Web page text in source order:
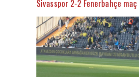
Sivasspor 2-2 Fenerbahçe maç